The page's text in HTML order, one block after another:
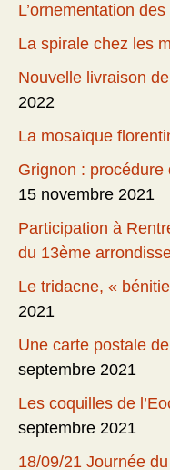
L’ornementation
La spirale chez les
Nouvelle livraison
2022
La mosaïque
Grignon :
15 novembre 2021
Participation à
du 13ème
Le tridacne, «
2021
Une carte postale
septembre 2021
Les coquilles de
septembre 2021
18/09/21 Journée